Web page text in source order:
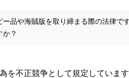
ー品や海賊版を取り締まる際の法律
か？
を不正競争として規定しています